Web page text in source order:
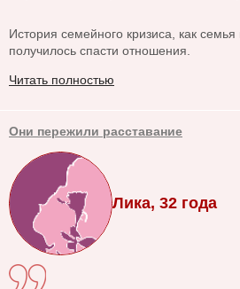
История семейного кризиса, как семья
получилось спасти отношения.
Читать полностью
Они пережили расставание
Лика, 32 года